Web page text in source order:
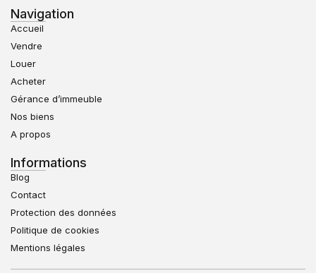
Navigation
Accueil
Vendre
Louer
Acheter
Gérance d’immeuble
Nos biens
A propos
Informations
Blog
Contact
Protection des données
Politique de cookies
Mentions légales